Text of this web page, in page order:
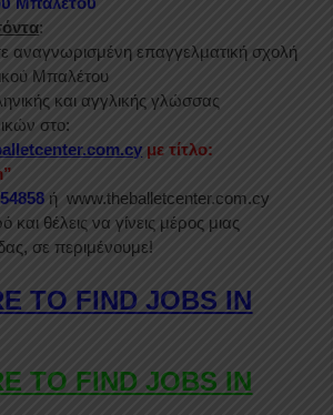
:
αναγνωρισμένη επαγγελματική σχολή
Μπαλέτου
και αγγλικής γλώσσας
στο:
με τίτλο:
ήwww.theballetcenter.com.cy
θέλεις να γίνεις μέρος μιας
σε περιμένουμε!
TO FIND JOBS IN
TO FIND JOBS IN